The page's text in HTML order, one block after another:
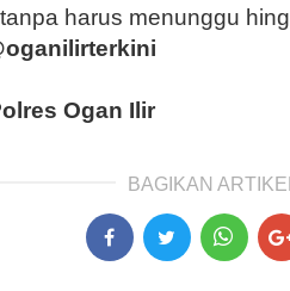
harus menunggu
Ogan Ilir
BAGIKAN